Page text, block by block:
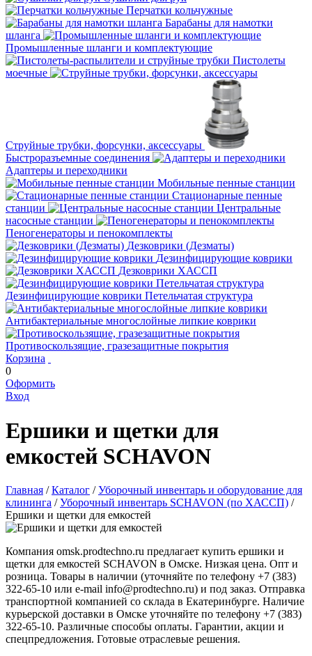
Перчатки кольчужные
Барабаны для намотки
шланга
Промышленные шланги и комплектующие
Пистолеты
моечные
Струйные трубки, форсунки, аксессуары
Быстроразъемные соединения
Адаптеры и переходники
Мобильные пенные станции
Стационарные пенные
станции
Центральные
насосные станции
Пеногенераторы и пенокомплекты
Дезковрики (Дезматы)
Дезинфицирующие коврики
Дезковрики ХАССП
Дезинфицирующие коврики Петельчатая структура
Антибактериальные многослойные липкие коврики
Противоскользящие, гразезащитные покрытия
Корзина
0
Оформить
Вход
Ершики и щетки для
емкостей SCHAVON
Главная / Каталог / Уборочный инвентарь и оборудование для
клининга / Уборочный инвентарь SCHAVON (по ХАССП) /
Ершики и щетки для емкостей
Компания omsk.prodtechno.ru предлагает купить ершики и
щетки для емкостей SCHAVON в Омске. Низкая цена. Опт и
розница. Товары в наличии (уточняйте по телефону +7 (383)
322-65-10 или e-mail info@prodtechno.ru) и под заказ. Отправка
транспортной компанией со склада в Екатеринбурге. Наличие
курьерской доставки в Омске уточняйте по телефону +7 (383)
322-65-10. Различные способы оплаты. Гарантии, акции и
спецпредложения. Готовые отраслевые решения.